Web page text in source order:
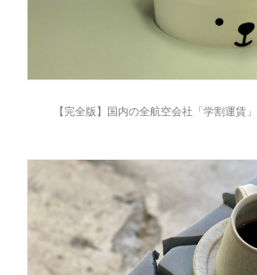
【完全版】国内の全航空会社「学割運賃